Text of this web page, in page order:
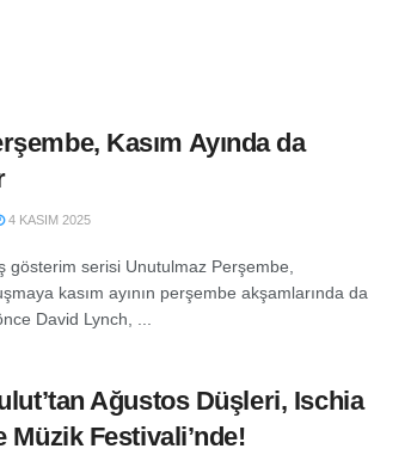
Kasım Ayında da
4 KASIM 2025
gösterim serisi Unutulmaz Perşembe,
kasım ayının perşembe akşamlarında da
David Lynch, ...
Ağustos Düşleri, Ischia
Müzik Festivali’nde!